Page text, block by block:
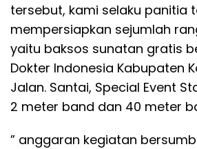
tersebut, kami selaku panitia
mempersiapkan sejumlah
yaitu baksos sunatan gratis
Dokter Indonesia Kabupaten
Jalan. Santai, Special Event
2 meter band dan 40 meter
” anggaran kegiatan